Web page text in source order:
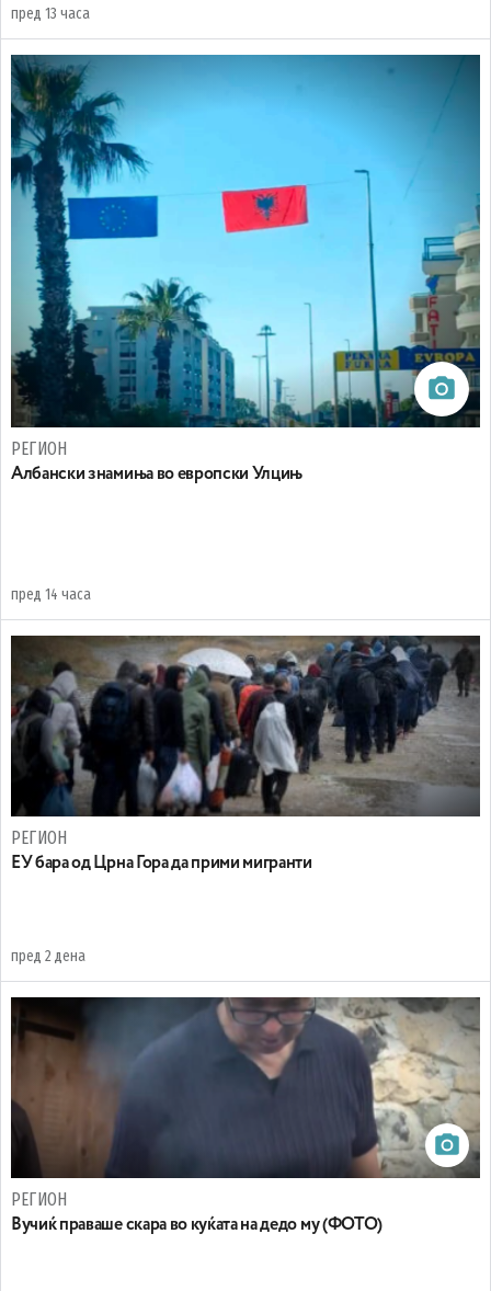
пред 13 часа
РЕГИОН
Aлбански знамиња во европски Улцињ
пред 14 часа
РЕГИОН
EУ бара од Црна Гора да прими мигранти
пред 2 дена
РЕГИОН
Вучиќ праваше скара во куќата на дедо му (ФОТО)